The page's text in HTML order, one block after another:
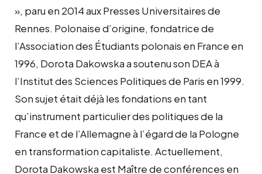
», paru en 2014 aux Presses Universitaires de
Rennes. Polonaise d’origine, fondatrice de
l’Association des Étudiants polonais en France en
1996, Dorota Dakowska a soutenu son DEA à
l’Institut des Sciences Politiques de Paris en 1999.
Son sujet était déjà les fondations en tant
qu’instrument particulier des politiques de la
France et de l’Allemagne à l’égard de la Pologne
en transformation capitaliste. Actuellement,
Dorota Dakowska est Maître de conférences en